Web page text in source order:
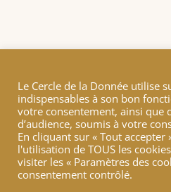
Le verre à moitié vide
Elisabeth Borne a reconduit
de l’Économie avec de nouvelles
souveraineté industrielle et
LIRE PLUS
Le Cercle de la Donnée utilise
indispensables à son bon
votre consentement, ainsi que
d’audience, soumis à votre
En cliquant sur « Tout accepter
l'utilisation de TOUS les
visiter les « Paramètres des
consentement contrôlé.